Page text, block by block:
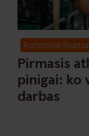
Asmeniniai finansai
Pirmasis
pinigai: ko
darbas